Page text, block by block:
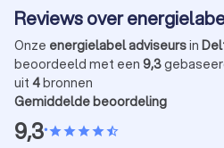
Reviews over
Onze energielabel adviseursin
beoordeeld met een 9,3
uit 4bronnen
Gemiddelde beoordeling
9,3•starstarstarstarstar_half